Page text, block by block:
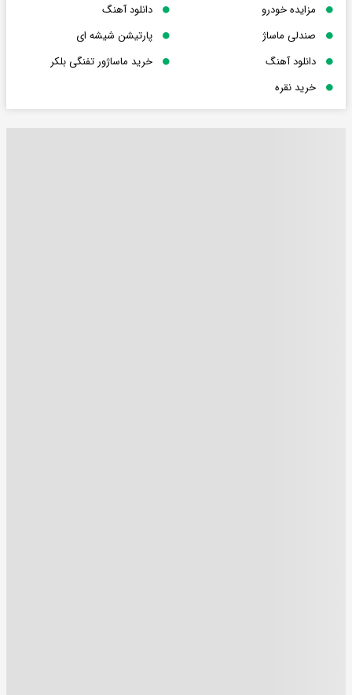
مزایده خودرو
دانلود آهنگ
صندلی ماساژ
پارتیشن شیشه ای
دانلود آهنگ
خرید ماساژور تفنگی بلکر
خرید نقره